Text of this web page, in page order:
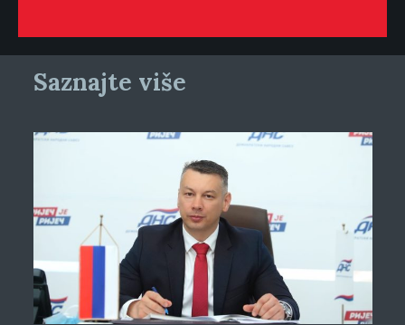
Saznajte više